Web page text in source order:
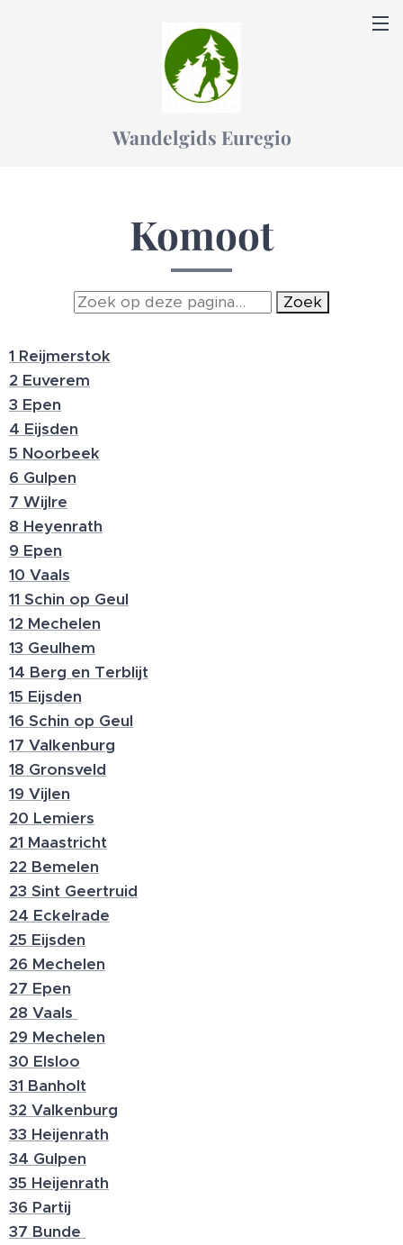
Wandelgids Euregio
Komoot
Zoek
1 Reijmerstok
2 Euverem
3 Epen
4 Eijsden
5 Noorbeek
6 Gulpen
7 Wijlre
8 Heyenrath
9 Epen
10 Vaals
11 Schin op Geul
12 Mechelen
13 Geulhem
14 Berg en Terblijt
15 Eijsden
16 Schin op Geul
17 Valkenburg
18 Gronsveld
19 Vijlen
20 Lemiers
21 Maastricht
22 Bemelen
23 Sint Geertruid
24 Eckelrade
25 Eijsden
26 Mechelen
27 Epen
28 Vaals
29 Mechelen
30 Elsloo
31 Banholt
32 Valkenburg
33 Heijenrath
34 Gulpen
35 Heijenrath
36 Partij
37 Bunde